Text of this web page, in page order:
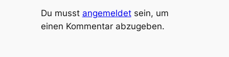
Du musst angemeldetsein, um
einen Kommentar abzugeben.